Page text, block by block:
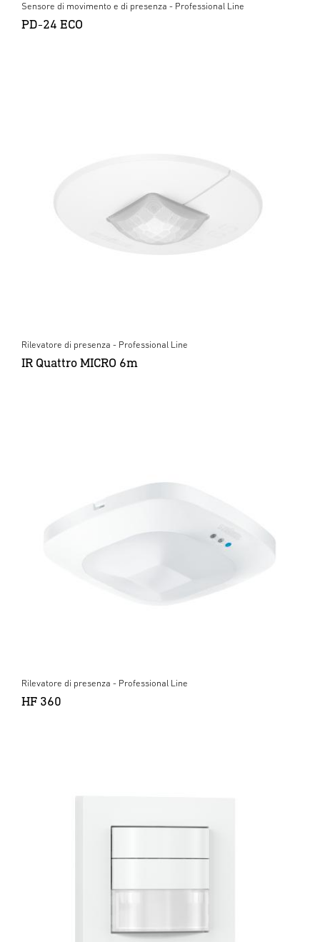
Sensore di movimento e di presenza - Professional Line
PD-24 ECO
Rilevatore di presenza - Professional Line
IR Quattro MICRO 6m
Rilevatore di presenza - Professional Line
HF 360